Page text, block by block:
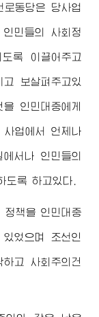
동당은 당사업
민들의 사회정
록 이끌어주고
보살펴주고있
인민대중에게
업에서 언제나
서나 인민들의
도록 하고있다.
정책을 인민대중
었으며 조선인
고 사회주의건